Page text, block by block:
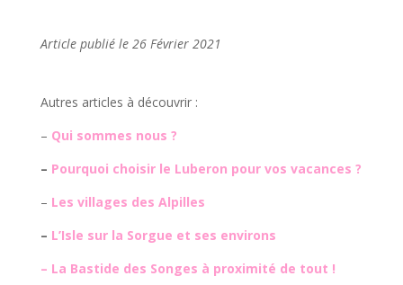
Article publié le 26 Février 2021
Autres articles à découvrir :
– Qui sommes nous ?
– Pourquoi choisir le Luberon pour vos vacances ?
– Les villages des Alpilles
– L’Isle sur la Sorgue et ses environs
– La Bastide des Songes à proximité de tout !